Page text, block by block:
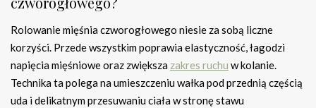
Rolowanie mięśnia czworogłowego niesie za sobą liczne
korzyści. Przede wszystkim poprawia elastyczność, łagodzi
napięcia mięśniowe oraz zwiększa zakres ruchu w kolanie.
Technika ta polega na umieszczeniu wałka pod przednią częścią
uda i delikatnym przesuwaniu ciała w stronę stawu